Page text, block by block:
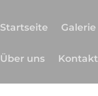
Startseite Galerie
Über uns Kontakt